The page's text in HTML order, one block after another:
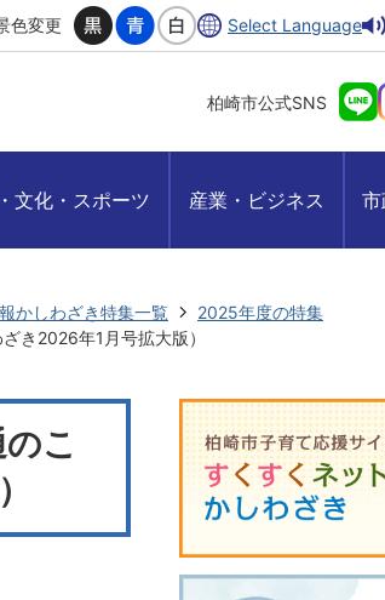
色変更 Select Language
柏崎市公式SNS
文化・スポーツ 産業・ビジネス
かしわざき特集一覧
2025年度の特集
き2026年1月号拡大版）
こ